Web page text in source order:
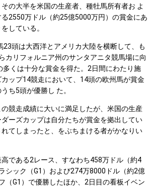
の大半を米国の生産者、種牡馬所有者お よ
2550万ドル（約25億5000万円）の賞金にあ
している。
頭は大西洋とアメリカ大陸を横断して、も
カリフォルニア州のサンタアニタ競馬場に向
多くは十分な賞金を得た。2日間にわたり施
ップ14競走において、14頭の欧州馬が賞金
ち5頭が優勝し た。
競走成績に大いに満足したが、米国の生産
ーズカップは自分たちが賞金を拠出してい
てしまったと、をぶちまける者がかなりい
である2レース、すなわち458万ドル（約4
シック（G1）および274万8000ドル（約2億
（G1）で優勝したほか、2日目の看板イベン